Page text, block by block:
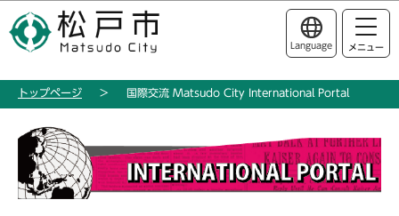
の
ー
このページの本文へ移動
Language メニュー
トップページ 国際交流 Matsudo City International Portal
本
文
こ
こ